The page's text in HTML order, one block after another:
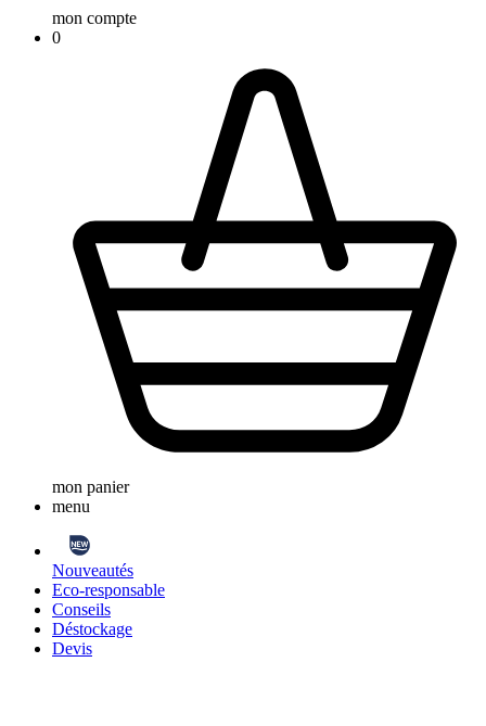
mon compte
0
mon panier
menu
Nouveautés
Eco-responsable
Conseils
Déstockage
Devis